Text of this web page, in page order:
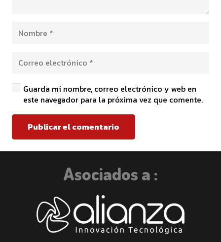
Guarda mi nombre, correo electrónico y web en
este navegador para la próxima vez que comente.
Publicar el comentario
Asociados a :